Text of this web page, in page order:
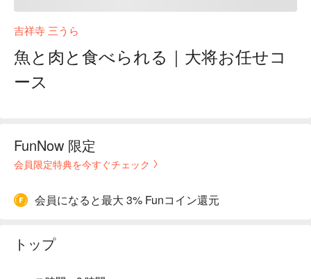
吉祥寺 三うら
魚と肉と食べられる｜大将お任せコ
ース
FunNow 限定
会員限定特典を今すぐチェック
会員になると最大 3% Funコイン還元
トップ